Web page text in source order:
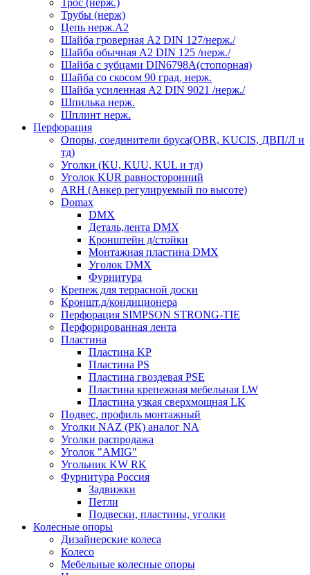
Трос (нерж.)
Трубы (нерж)
Цепь нерж.А2
Шайба гроверная А2 DIN 127/нерж./
Шайба обычная А2 DIN 125 /нерж./
Шайба с зубцами DIN6798А(стопорная)
Шайба со скосом 90 град, нерж.
Шайба усиленная А2 DIN 9021 /нерж./
Шпилька нерж.
Шплинт нерж.
Перфорация
Опоры, соединители бруса(OBR, KUCIS, ДВП/Л и
тд)
Уголки (KU, KUU, KUL и тд)
Уголок KUR равносторонний
ARH (Анкер регулируемый по высоте)
Domax
DMX
Деталь,лента DMX
Кронштейн д/стойки
Монтажная пластина DMX
Уголок DMX
Фурнитура
Крепеж для террасной доски
Кроншт.д/кондиционера
Перфорация SIMPSON STRONG-TIE
Перфорированная лента
Пластина
Пластина KP
Пластина PS
Пластина гвоздевая PSE
Пластина крепежная мебельная LW
Пластина узкая сверхмощная LK
Подвес, профиль монтажный
Уголки NAZ (РК) аналог NA
Уголки распродажа
Уголок "AMIG"
Угольник KW RK
Фурнитура Россия
Задвижки
Петли
Подвески, пластины, уголки
Колесные опоры
Дизайнерские колеса
Колесо
Мебельные колесные опоры